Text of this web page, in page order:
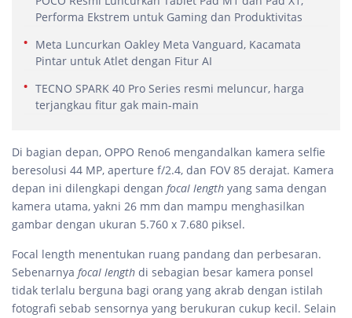
Performa Ekstrem untuk Gaming dan Produktivitas
Meta Luncurkan Oakley Meta Vanguard, Kacamata
Pintar untuk Atlet dengan Fitur AI
TECNO SPARK 40 Pro Series resmi meluncur, harga
terjangkau fitur gak main-main
Di bagian depan, OPPO Reno6 mengandalkan kamera selfie
beresolusi 44 MP, aperture f/2.4, dan FOV 85 derajat. Kamera
depan ini dilengkapi dengan focal length yang sama dengan
kamera utama, yakni 26 mm dan mampu menghasilkan
gambar dengan ukuran 5.760 x 7.680 piksel.
Focal length menentukan ruang pandang dan perbesaran.
Sebenarnya focal length di sebagian besar kamera ponsel
tidak terlalu berguna bagi orang yang akrab dengan istilah
fotografi sebab sensornya yang berukuran cukup kecil. Selain